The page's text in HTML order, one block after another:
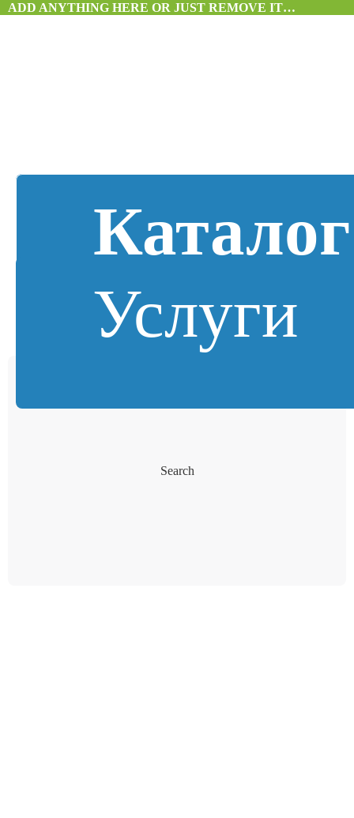
ADD ANYTHING HERE OR JUST REMOVE IT…
Каталог
Услуги
Search